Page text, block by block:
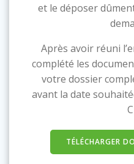
et le déposer
Après avoir réuni
complété les
votre dossier
avant la date
TÉLÉCHARGER